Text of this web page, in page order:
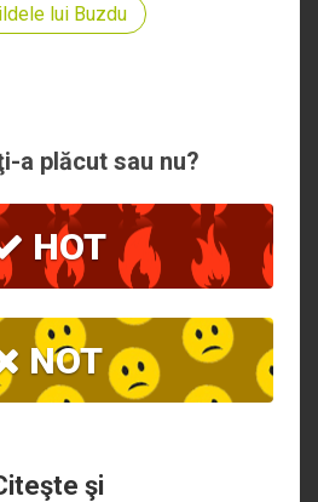
lui Buzdu
a plăcut sau nu?
HOT
NOT
şi